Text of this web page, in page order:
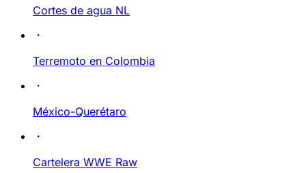
Cortes de agua NL
Terremoto en Colombia
México-Querétaro
Cartelera WWE Raw